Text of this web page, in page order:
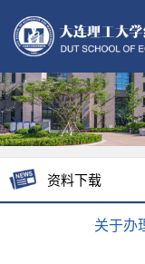
资料下载
关于办